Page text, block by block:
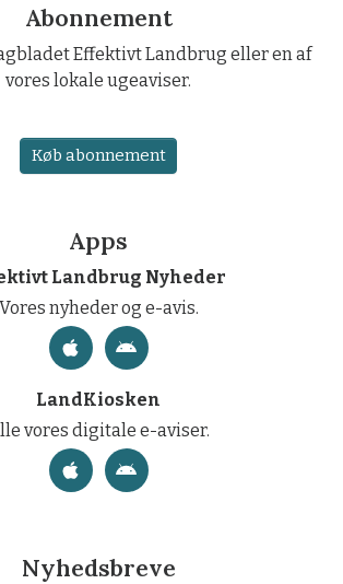
Abonnement
Effektivt Landbrug eller en af
vores lokale ugeaviser.
Køb abonnement
Apps
Landbrug Nyheder
Vores nyheder og e-avis.
LandKiosken
vores digitale e-aviser.
Nyhedsbreve